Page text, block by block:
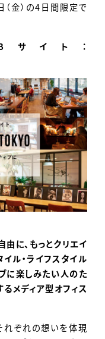
（金）の4日間限定で
サイト：
に、もっとクリエイ
イル・ライフスタイル
ブに楽しみたい人のた
メディア型オフィス
れぞれの想いを体現